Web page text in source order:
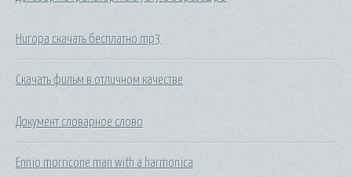
Нигора скачать бесплатно mp3
Скачать фильм в отличном качестве
Документ словарное слово
Ennio morricone man with a harmonica